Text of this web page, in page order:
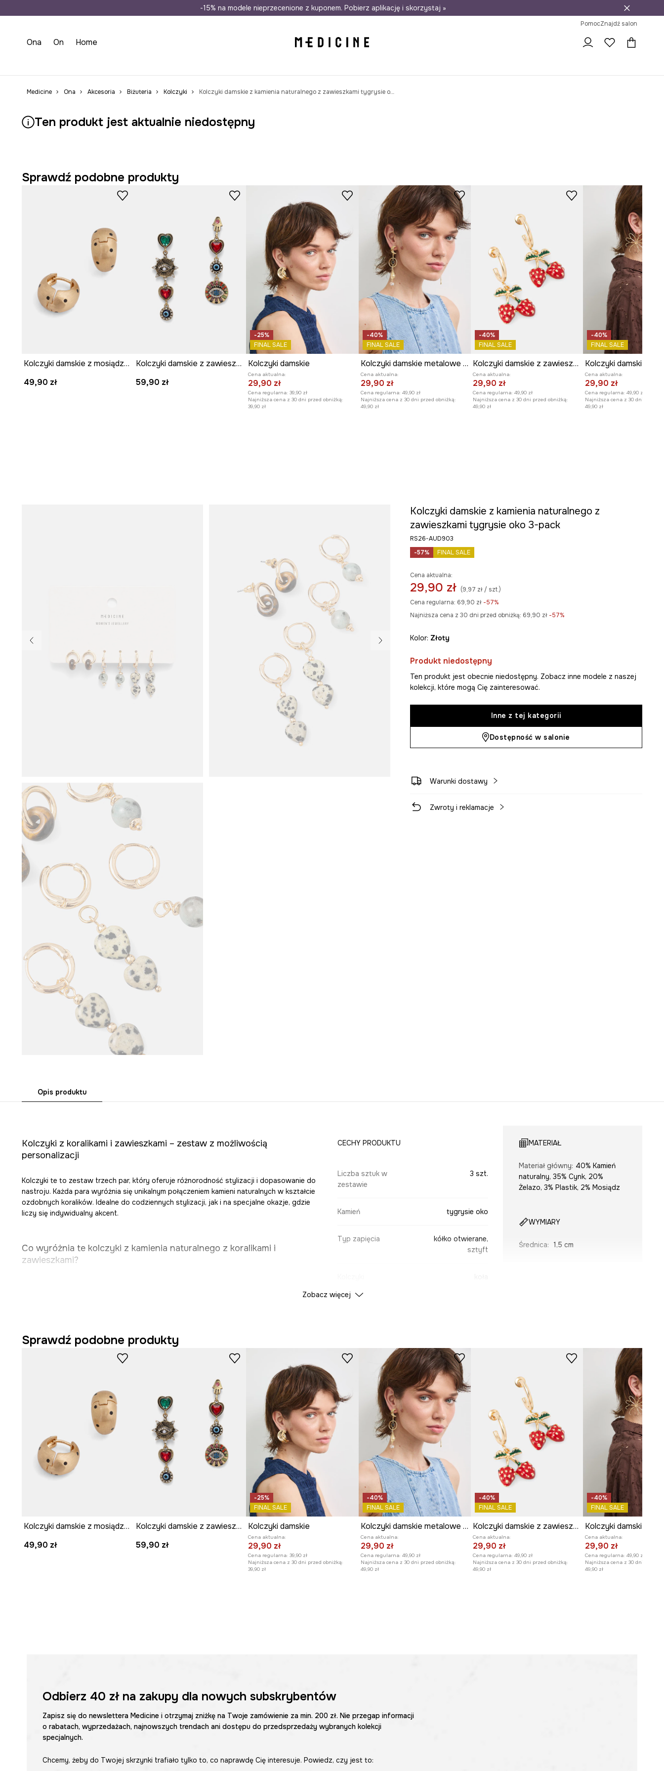
Wysyłka nawet w 24h Darmowa dostawa do salonów 30 dni na zwrot
-15% na modele nieprzecenione z kuponem. Pobierz aplikację i skorzystaj »
PomocZnajdź salon
Ona On Home
Medicine Ona Akcesoria Biżuteria Kolczyki Kolczyki damskie z kamienia naturalnego z zawieszkami tygrysie oko 3-pack
Ten produkt jest aktualnie niedostępny
Sprawdź podobne produkty
Kolczyki damskie z mosiądzu i żywicy syntetycznej
49,90 zł
Kolczyki damskie z zawieszkami
59,90 zł
-25%
FINAL SALE
Kolczyki damskie
Cena aktualna:
29,90 zł
Cena regularna: 39,90 zł
Najniższa cena z 30 dni przed obniżką:
39,90 zł
-40%
FINAL SALE
Kolczyki damskie metalowe z agatem
Cena aktualna:
29,90 zł
Cena regularna: 49,90 zł
Najniższa cena z 30 dni przed obniżką:
49,90 zł
-40%
FINAL SALE
Kolczyki damskie z zawieszkami
Cena aktualna:
29,90 zł
Cena regularna: 49,90 zł
Najniższa cena z 30 dni przed obniżką:
49,90 zł
-40%
FINAL SALE
Cena aktualna:
29,90 zł
Cena regularna: 49,90 zł
Najniższa cena z 30 dni przed
49,90 zł
Kolczyki damskie z kamienia naturalnego z
zawieszkami tygrysie oko 3-pack
RS26-AUD903
-57%
FINAL SALE
Cena aktualna:
29,90 zł (9,97 zł / szt.)
Cena regularna: 69,90 zł-57%
Najniższa cena z 30 dni przed obniżką: 69,90 zł -57%
Kolor: złoty
Produkt niedostępny
Ten produkt jest obecnie niedostępny. Zobacz inne modele z naszej
kolekcji, które mogą Cię zainteresować.
Inne z tej kategorii
Dostępność w salonie
Warunki dostawy
Zwroty i reklamacje
Opis produktu
Kolczyki z koralikami i zawieszkami – zestaw z możliwością
personalizacji
Kolczyki te to zestaw trzech par, który oferuje różnorodność stylizacji i dopasowanie do
nastroju. Każda para wyróżnia się unikalnym połączeniem kamieni naturalnych w kształcie
ozdobnych koralików. Idealne do codziennych stylizacji, jak i na specjalne okazje, gdzie
liczy się indywidualny akcent.
Co wyróżnia te kolczyki z kamienia naturalnego z koralikami i
zawieszkami?
Kamień tygrysie oko zachwyca głębią barw i unikalnym, pasiastym wzorem.
Kamień dalmatyński wyróżnia się charakterystycznymi, ciemnymi plamkami na
Ozdobne zawieszki z koralikami pozwalają na modyfikację stylu kolczyków.
Możliwość ściągnięcia zawieszek sprzyja personalizacji i dopasowaniu do
Zapięcie na sztyft zapewnia stabilne i komfortowe mocowanie kolczyków.
Zestaw trzech par kolczyków oferuje różnorodność i możliwość tworzenia
wielu stylizacji.
CECHY PRODUKTU
Liczba sztuk w
zestawie
3 szt.
Kamień tygrysie oko
Typ zapięcia
kółko otwierane,
sztyft
złoty
RS26-AUD903-GLX
Producent
MATERIAŁ
Materiał główny: 40% Kamień
naturalny, 35% Cynk, 20%
Żelazo, 3% Plastik, 2% Mosiądz
WYMIARY
Średnica: 1,5 cm
Zobacz więcej
Sprawdź podobne produkty
Kolczyki damskie z mosiądzu i żywicy syntetycznej
49,90 zł
Kolczyki damskie z zawieszkami
59,90 zł
-25%
FINAL SALE
Kolczyki damskie
Cena aktualna:
29,90 zł
Cena regularna: 39,90 zł
Najniższa cena z 30 dni przed obniżką:
39,90 zł
-40%
FINAL SALE
Kolczyki damskie metalowe z agatem
Cena aktualna:
29,90 zł
Cena regularna: 49,90 zł
Najniższa cena z 30 dni przed obniżką:
49,90 zł
-40%
FINAL SALE
Kolczyki damskie z zawieszkami
Cena aktualna:
29,90 zł
Cena regularna: 49,90 zł
Najniższa cena z 30 dni przed obniżką:
49,90 zł
-40%
FINAL SALE
Cena aktualna:
29,90 zł
Cena regularna: 49,90 zł
Najniższa cena z 30 dni przed
49,90 zł
Odbierz 40 złna zakupy dla nowych subskrybentów
Zapisz się do newslettera Medicine i otrzymaj zniżkę na Twoje zamówienie za min. 200 zł. Nie przegap informacji
o rabatach, wyprzedażach, najnowszych trendach ani dostępu do przedsprzedaży wybranych kolekcji
specjalnych.
Chcemy, żeby do Twojej skrzynki trafiało tylko to, co naprawdę Cię interesuje. Powiedz, czy jest to: